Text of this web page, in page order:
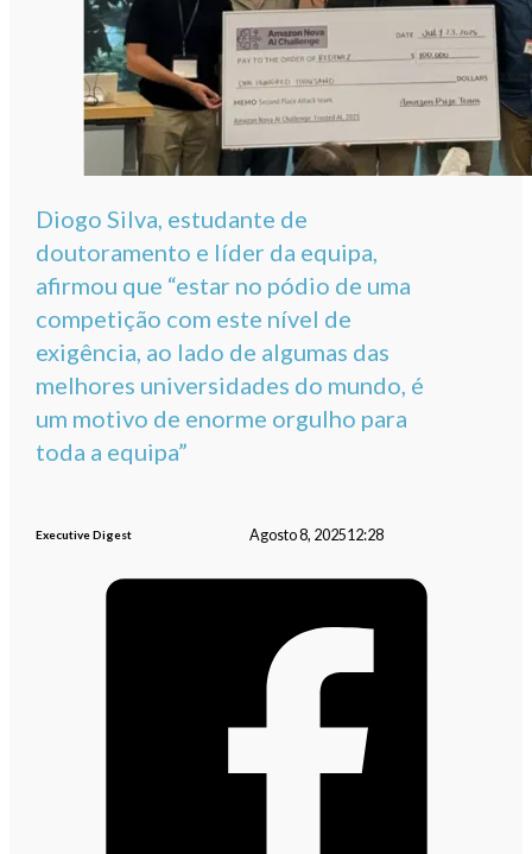
Diogo Silva, estudante de
doutoramento e líder da equipa,
afirmou que “estar no pódio de uma
competição com este nível de
exigência, ao lado de algumas das
melhores universidades do mundo, é
um motivo de enorme orgulho para
toda a equipa”
Executive Digest Agosto 8, 202512:28